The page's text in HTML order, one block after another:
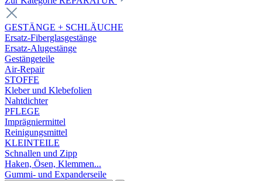
GESTÄNGE + SCHLÄUCHE
Ersatz-Fiberglasgestänge
Ersatz-Alugestänge
Gestängeteile
Air-Repair
STOFFE
Kleber und Klebefolien
Nahtdichter
PFLEGE
Imprägniermittel
Reinigungsmittel
KLEINTEILE
Schnallen und Zipp
Haken, Ösen, Klemmen...
Gummi- und Expanderseile